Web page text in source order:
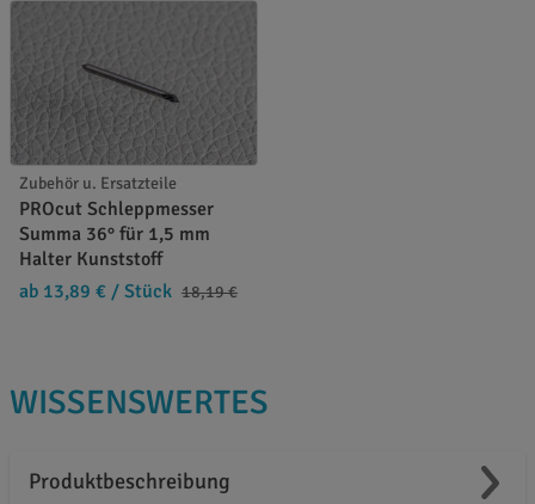
Zubehör u. Ersatzteile
PROcut Schleppmesser
Summa 36° für 1,5 mm
Halter Kunststoff
ab 13,89 € / Stück 18,19 €
WISSENSWERTES
Produktbeschreibung